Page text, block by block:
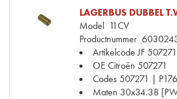
LAGERBUS DUBBEL
Model 11CV
Productnummer
Artikelcode JF507271
OE Citroën 507271
Codes507271 | P176
Maten 30x34.38